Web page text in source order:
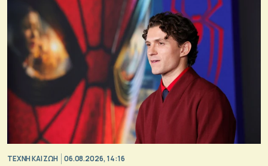
TΕΧΝΗ ΚΑΙ ΖΩΗ 06.08.2026, 14:16